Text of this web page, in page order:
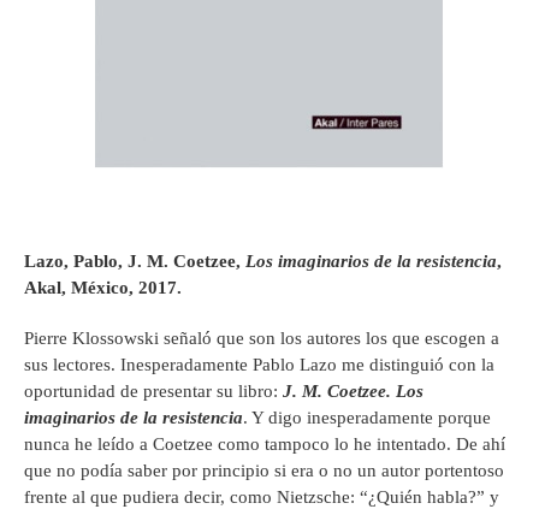
Lazo, Pablo, J. M. Coetzee, Los imaginarios de la resistencia,
Akal, México, 2017.
Pierre Klossowski señaló que son los autores los que escogen a
sus lectores. Inesperadamente Pablo Lazo me distinguió con la
oportunidad de presentar su libro: J. M. Coetzee. Los
imaginarios de la resistencia. Y digo inesperadamente porque
nunca he leído a Coetzee como tampoco lo he intentado. De ahí
que no podía saber por principio si era o no un autor portentoso
frente al que pudiera decir, como Nietzsche: “¿Quién habla?” y